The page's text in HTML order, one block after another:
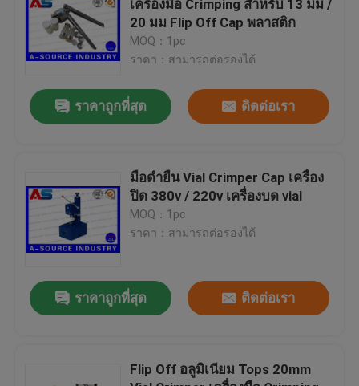
เครื่องมือ Crimping สําหรับ 13 มม /
20 มม Flip Off Cap พลาสติก
MOQ：1pc
ราคา：สามารถต่อรองได้
ราคาถูกที่สุด ติดต่อเรา
มือดํายืน Vial Crimper Cap เครื่อง
ปิด 380v / 220v เครื่องบด vial
MOQ：1pc
ราคา：สามารถต่อรองได้
ราคาถูกที่สุด ติดต่อเรา
Flip Off อลูมิเนียม Tops 20mm